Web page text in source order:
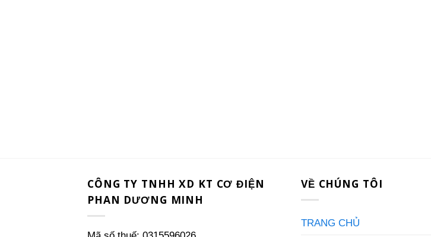
CÔNG TY TNHH XD KT CƠ ĐIỆN
PHAN DƯƠNG MINH
VỀ CHÚNG TÔI
TRANG CHỦ